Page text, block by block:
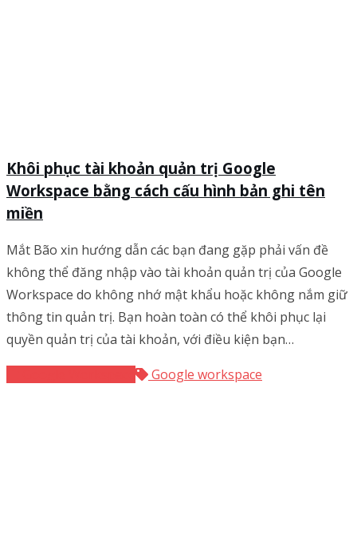
Khôi phục tài khoản quản trị Google
Workspace bằng cách cấu hình bản ghi tên
miền
Mắt Bão xin hướng dẫn các bạn đang gặp phải vấn đề
không thể đăng nhập vào tài khoản quản trị của Google
Workspace do không nhớ mật khẩu hoặc không nắm giữ
thông tin quản trị. Bạn hoàn toàn có thể khôi phục lại
quyền quản trị của tài khoản, với điều kiện bạn…
Google workspace